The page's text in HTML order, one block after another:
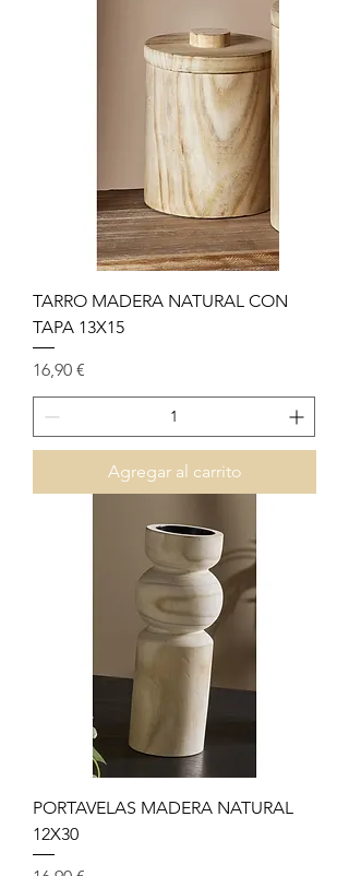
TARRO MADERA NATURAL CON
TAPA 13X15
Precio
16,90 €
Agregar al carrito
PORTAVELAS MADERA NATURAL
12X30